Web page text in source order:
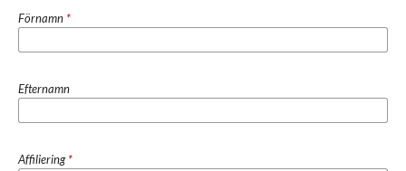
Förnamn *
Efternamn
Affiliering*